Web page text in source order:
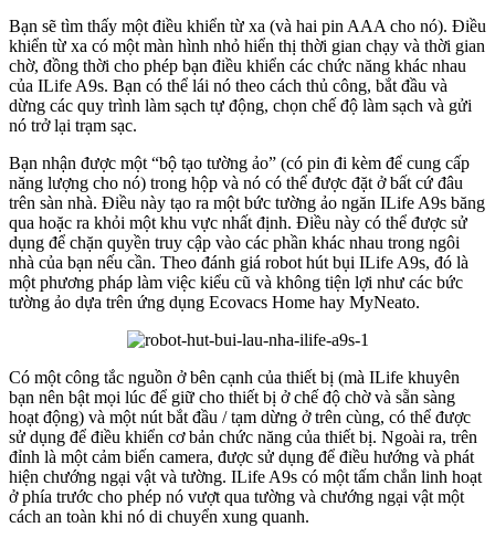
Bạn sẽ tìm thấy một điều khiển từ xa (và hai pin AAA cho nó). Điều
khiển từ xa có một màn hình nhỏ hiển thị thời gian chạy và thời gian
chờ, đồng thời cho phép bạn điều khiển các chức năng khác nhau
của ILife A9s. Bạn có thể lái nó theo cách thủ công, bắt đầu và
dừng các quy trình làm sạch tự động, chọn chế độ làm sạch và gửi
nó trở lại trạm sạc.
Bạn nhận được một “bộ tạo tường ảo” (có pin đi kèm để cung cấp
năng lượng cho nó) trong hộp và nó có thể được đặt ở bất cứ đâu
trên sàn nhà. Điều này tạo ra một bức tường ảo ngăn ILife A9s băng
qua hoặc ra khỏi một khu vực nhất định. Điều này có thể được sử
dụng để chặn quyền truy cập vào các phần khác nhau trong ngôi
nhà của bạn nếu cần. Theo đánh giá robot hút bụi ILife A9s, đó là
một phương pháp làm việc kiểu cũ và không tiện lợi như các bức
tường ảo dựa trên ứng dụng Ecovacs Home hay MyNeato.
Có một công tắc nguồn ở bên cạnh của thiết bị (mà ILife khuyên
bạn nên bật mọi lúc để giữ cho thiết bị ở chế độ chờ và sẵn sàng
hoạt động) và một nút bắt đầu / tạm dừng ở trên cùng, có thể được
sử dụng để điều khiển cơ bản chức năng của thiết bị. Ngoài ra, trên
đỉnh là một cảm biến camera, được sử dụng để điều hướng và phát
hiện chướng ngại vật và tường. ILife A9s có một tấm chắn linh hoạt
ở phía trước cho phép nó vượt qua tường và chướng ngại vật một
cách an toàn khi nó di chuyển xung quanh.